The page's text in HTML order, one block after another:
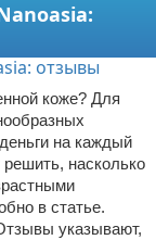
коже? Для
на каждый
насколько
в статье.
указывают,